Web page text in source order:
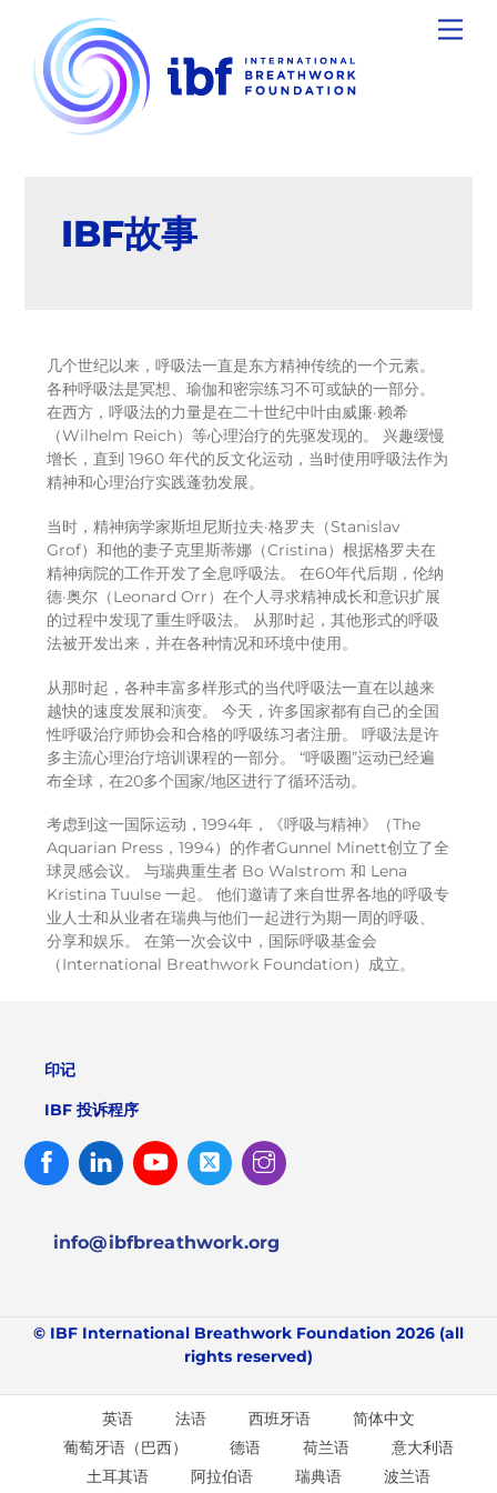
content
IBF故事
几个世纪以来，呼吸法一直是东方精神传统的一个元素。
各种呼吸法是冥想、瑜伽和密宗练习不可或缺的一部分。
在西方，呼吸法的力量是在二十世纪中叶由威廉·赖希
（Wilhelm Reich）等心理治疗的先驱发现的。 兴趣缓慢
增长，直到 1960 年代的反文化运动，当时使用呼吸法作为
精神和心理治疗实践蓬勃发展。
当时，精神病学家斯坦尼斯拉夫·格罗夫（Stanislav
Grof）和他的妻子克里斯蒂娜（Cristina）根据格罗夫在
精神病院的工作开发了全息呼吸法。 在60年代后期，伦纳
德·奥尔（Leonard Orr）在个人寻求精神成长和意识扩展
的过程中发现了重生呼吸法。 从那时起，其他形式的呼吸
法被开发出来，并在各种情况和环境中使用。
从那时起，各种丰富多样形式的当代呼吸法一直在以越来
越快的速度发展和演变。 今天，许多国家都有自己的全国
性呼吸治疗师协会和合格的呼吸练习者注册。 呼吸法是许
多主流心理治疗培训课程的一部分。 “呼吸圈”运动已经遍
布全球，在20多个国家/地区进行了循环活动。
考虑到这一国际运动，1994年，《呼吸与精神》（The
Aquarian Press，1994）的作者Gunnel Minett创立了全
球灵感会议。 与瑞典重生者 Bo Walstrom 和 Lena
Kristina Tuulse 一起。 他们邀请了来自世界各地的呼吸专
业人士和从业者在瑞典与他们一起进行为期一周的呼吸、
分享和娱乐。 在第一次会议中，国际呼吸基金会
（International Breathwork Foundation）成立。
印记
IBF 投诉程序
FacebookLinked
In
Youtube Twitter
info@ibfbreathwork.org
© IBF International Breathwork Foundation 2026 (all
rights reserved)
英语 法语 西班牙语
简体中文
葡萄牙语（巴西）
德语 荷兰语
意大利语
土耳其语
阿拉伯语 瑞典语 波兰语